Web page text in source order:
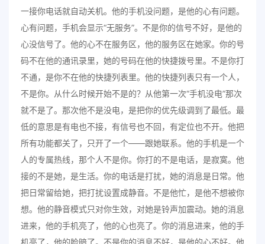
一接你电话就自动关机。他的手机没问题，是他的心有问题。
心有问题，手机会显示“无服务”。不是你的信号不好，是他的
心没信号了。他的心不在服务区，他的服务区在她家。你的号
码不在他的通讯录里，她的号码在他的快捷拨号里。不是你打
不通，是你不在他的快捷列表里。他的快捷列表只有一个人，
不是你。从什么时候开始不是的？从他第一次“手机没电”那次
就不是了。那次他不是没电，是把你的优先级调到了最低。最
低的意思是有电也不接，有信号也不回，有定位也不开。他把
所有功能都关了，只开了一个——跟她联系。他的手机是一个
人的专属热线，那个人不是你。你打的不是电话，是寂寞。他
接的不是她，是生活。你的电话是打扰，她的消息是日常。他
把日常留给她，把打扰设置成静音。不是他忙，是他不想被你
想。他的静音模式只对你生效，对她是铃声加震动。她的消息
进来，他的手机亮了，他的心也亮了。你的消息进来，他的手
机亮了，他的脸暗了。不是你的消息不好，是他的心不好。他